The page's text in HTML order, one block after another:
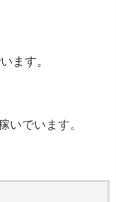
ます。
いでいます。